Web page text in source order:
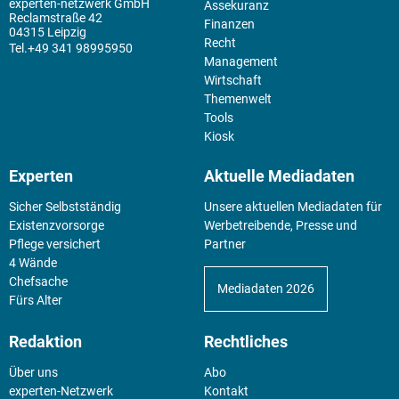
experten-netzwerk GmbH
Reclamstraße 42
04315 Leipzig
+49 341 98995950
Assekuranz
Finanzen
Recht
Management
Wirtschaft
Themenwelt
Tools
Kiosk
Experten
Sicher Selbstständig
Existenz­vorsorge
Pflege versichert
4 Wände
Chefsache
Fürs Alter
Aktuelle Mediadaten
Unsere aktuellen Mediadaten für
Werbetreibende, Presse und
Partner
Mediadaten 2026
Redaktion
Über uns
experten-Netzwerk
Rechtliches
Abo
Kontakt